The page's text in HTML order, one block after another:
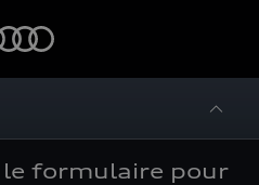
formulaire pour